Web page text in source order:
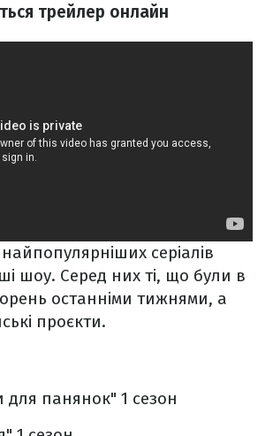
трейлер онлайн
серіалів
шоу. Серед них ті, що були в
останніми тижнями, а
проєкти.
для панянок" 1 сезон